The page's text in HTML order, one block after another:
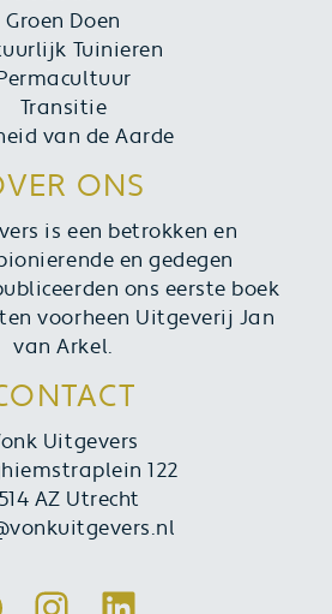
Groen Doen
Tuinieren
Transitie
van de Aarde
ONS
is een betrokken en
en gedegen
ons eerste boek
voorheen Uitgeverij Jan
van Arkel.
Uitgevers
122
AZ Utrecht